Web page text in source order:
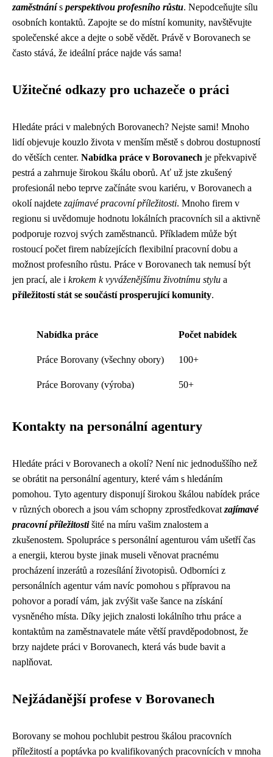
zaměstnánís perspektivou profesního růstu. Nepodceňujte sílu
osobních kontaktů. Zapojte se do místní komunity, navštěvujte
společenské akce a dejte o sobě vědět. Právě v Borovanech se
často stává, že ideální práce najde vás sama!
Užitečné odkazy pro uchazeče o práci
Hledáte práci v malebných Borovanech? Nejste sami! Mnoho
lidí objevuje kouzlo života v menším městě s dobrou dostupností
do větších center. Nabídka práce v Borovanech je překvapivě
pestrá a zahrnuje širokou škálu oborů. Ať už jste zkušený
profesionál nebo teprve začínáte svou kariéru, v Borovanech a
okolí najdete zajímavé pracovní příležitosti. Mnoho firem v
regionu si uvědomuje hodnotu lokálních pracovních sil a aktivně
podporuje rozvoj svých zaměstnanců. Příkladem může být
rostoucí počet firem nabízejících flexibilní pracovní dobu a
možnost profesního růstu. Práce v Borovanech tak nemusí být
jen prací, ale i krokem k vyváženějšímu životnímu stylu a
příležitostí stát se součástí prosperující komunity.
Nabídka práce Počet nabídek
Práce Borovany (všechny obory) 100+
Práce Borovany (výroba) 50+
Kontakty na personální agentury
Hledáte práci v Borovanech a okolí? Není nic jednoduššího než
se obrátit na personální agentury, které vám s hledáním
pomohou. Tyto agentury disponují širokou škálou nabídek práce
v různých oborech a jsou vám schopny zprostředkovat zajímavé
pracovní příležitostišité na míru vašim znalostem a
zkušenostem. Spolupráce s personální agenturou vám ušetří čas
a energii, kterou byste jinak museli věnovat pracnému
procházení inzerátů a rozesílání životopisů. Odborníci z
personálních agentur vám navíc pomohou s přípravou na
pohovor a poradí vám, jak zvýšit vaše šance na získání
vysněného místa. Díky jejich znalosti lokálního trhu práce a
kontaktům na zaměstnavatele máte větší pravděpodobnost, že
brzy najdete práci v Borovanech, která vás bude bavit a
naplňovat.
Nejžádanější profese v Borovanech
Borovany se mohou pochlubit pestrou škálou pracovních
příležitostí a poptávka po kvalifikovaných pracovnících v mnoha